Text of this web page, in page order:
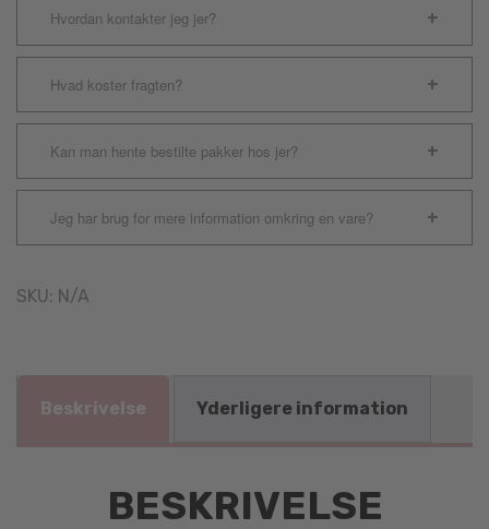
Hvordan kontakter jeg jer?
Hvad koster fragten?
Kan man hente bestilte pakker hos jer?
Jeg har brug for mere information omkring en vare?
SKU: N/A
Beskrivelse Yderligere information
BESKRIVELSE